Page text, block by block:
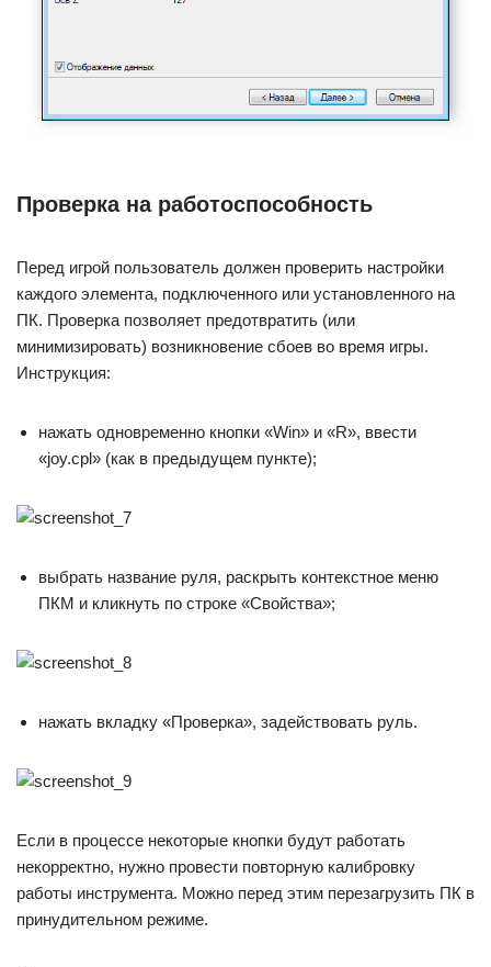
Проверка на работоспособность
Перед игрой пользователь должен проверить настройки
каждого элемента, подключенного или установленного на
ПК. Проверка позволяет предотвратить (или
минимизировать) возникновение сбоев во время игры.
Инструкция:
нажать одновременно кнопки «Win» и «R», ввести
«joy.cpl» (как в предыдущем пункте);
выбрать название руля, раскрыть контекстное меню
ПКМ и кликнуть по строке «Свойства»;
нажать вкладку «Проверка», задействовать руль.
Если в процессе некоторые кнопки будут работать
некорректно, нужно провести повторную калибровку
работы инструмента. Можно перед этим перезагрузить ПК в
принудительном режиме.